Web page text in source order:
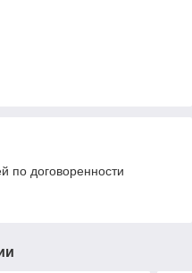
по договоренности